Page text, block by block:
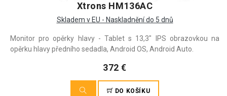
Xtrons HM136AC
Skladem v EU - Naskladnění do 5 dnů
Monitor pro opěrky hlavy - Tablet s 13,3" IPS obrazovkou na
opěrku hlavy předního sedadla, Android OS, Android Auto.
372 €
DO KOŠÍKU